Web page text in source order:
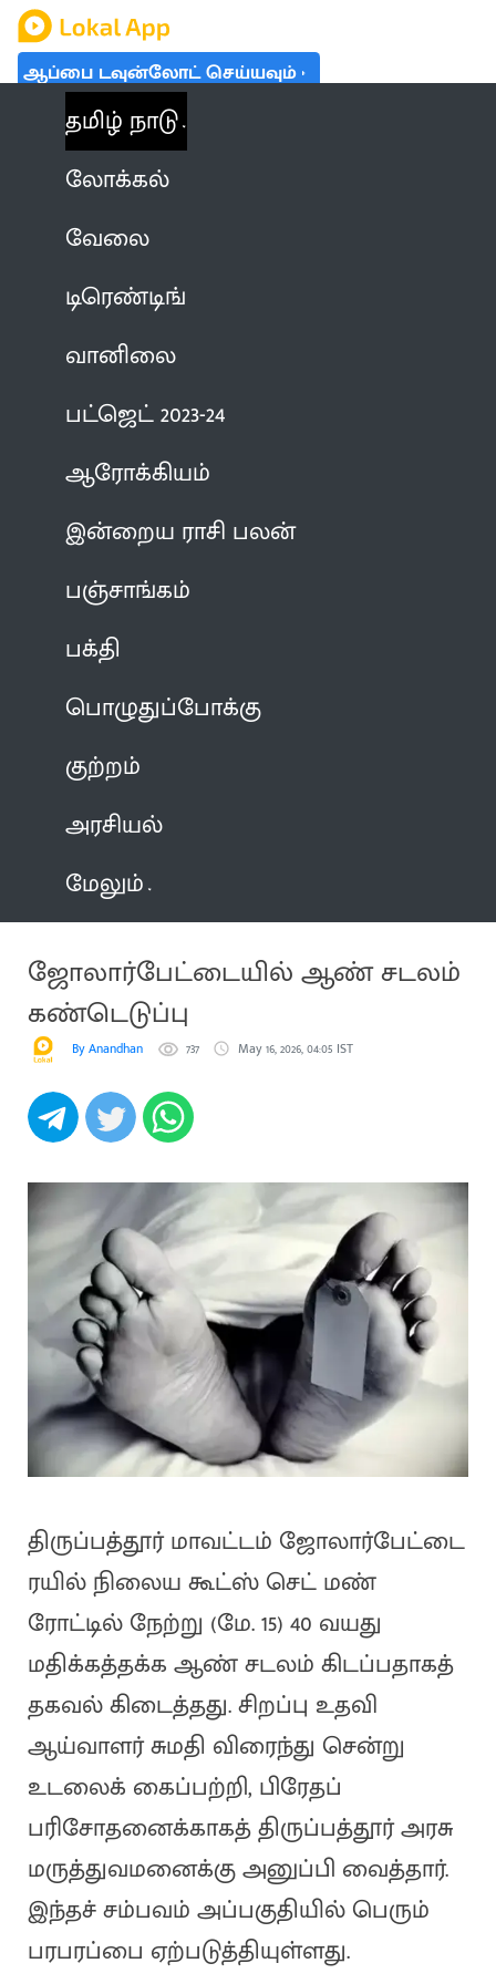
ஆப்பை டவுன்லோட் செய்யவும்
தமிழ் நாடு
லோக்கல்
வேலை
டிரெண்டிங்
வானிலை
பட்ஜெட் 2023-24
ஆரோக்கியம்
இன்றைய ராசி பலன்
பஞ்சாங்கம்
பக்தி
பொழுதுப்போக்கு
குற்றம்
அரசியல்
மேலும்
ஜோலார்பேட்டையில் ஆண் சடலம்
கண்டெடுப்பு
By Anandhan 737 May 16, 2026, 04:05 IST
திருப்பத்தூர் மாவட்டம் ஜோலார்பேட்டை
ரயில் நிலைய கூட்ஸ் செட் மண்
ரோட்டில் நேற்று (மே. 15) 40 வயது
மதிக்கத்தக்க ஆண் சடலம் கிடப்பதாகத்
தகவல் கிடைத்தது. சிறப்பு உதவி
ஆய்வாளர் சுமதி விரைந்து சென்று
உடலைக் கைப்பற்றி, பிரேதப்
பரிசோதனைக்காகத் திருப்பத்தூர் அரசு
மருத்துவமனைக்கு அனுப்பி வைத்தார்.
இந்தச் சம்பவம் அப்பகுதியில் பெரும்
பரபரப்பை ஏற்படுத்தியுள்ளது.